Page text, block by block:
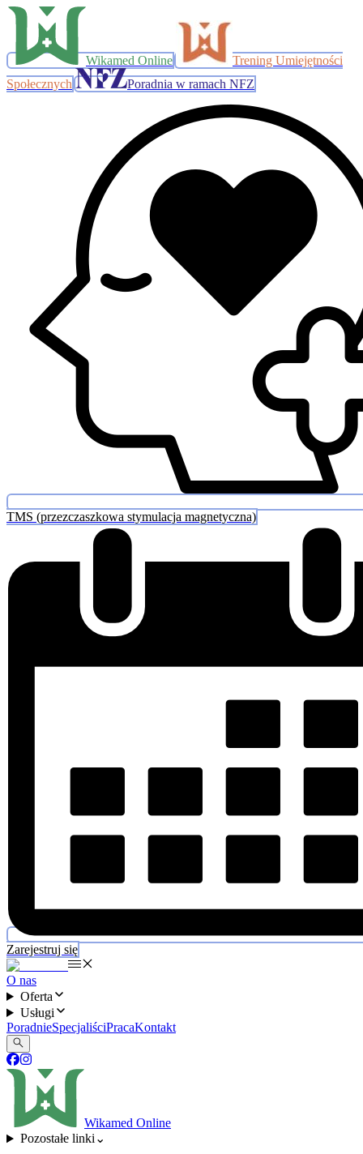
Wikamed Online
Trening Umiejętności
Społecznych
Poradnia w ramach NFZ
TMS (przezczaszkowa stymulacja magnetyczna)
Zarejestruj się
O nas
Oferta
Usługi
PoradnieSpecjaliściPracaKontakt
Wikamed Online
Pozostałe linki ⌄